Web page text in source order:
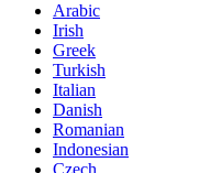
Arabic
Irish
Greek
Turkish
Italian
Danish
Romanian
Indonesian
Czech